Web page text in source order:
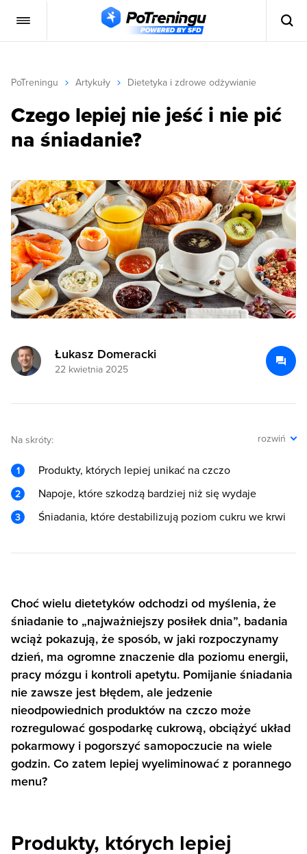
PoTreningu Artykuły Dietetyka i zdrowe odżywianie
Czego lepiej nie jeść i nie pić
na śniadanie?
Łukasz Domeracki
22 kwietnia 2025
Na skróty: rozwiń
Produkty, których lepiej unikać na czczo
Napoje, które szkodzą bardziej niż się wydaje
Śniadania, które destabilizują poziom cukru we krwi
Choć wielu dietetyków odchodzi od myślenia, że
śniadanie to „najważniejszy posiłek dnia”, badania
wciąż pokazują, że sposób, w jaki rozpoczynamy
dzień, ma ogromne znaczenie dla poziomu energii,
pracy mózgu i kontroli apetytu. Pomijanie śniadania
nie zawsze jest błędem, ale jedzenie
nieodpowiednich produktów na czczo może
rozregulować gospodarkę cukrową, obciążyć układ
pokarmowy i pogorszyć samopoczucie na wiele
godzin. Co zatem lepiej wyeliminować z porannego
menu?
Produkty, których lepiej